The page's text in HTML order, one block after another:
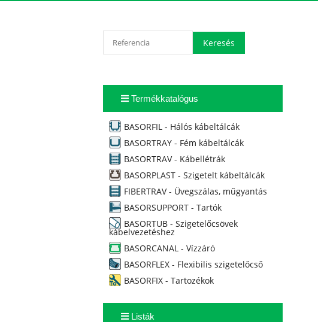
Termékkatalógus
BASORFIL - Hálós kábeltálcák
BASORTRAY - Fém kábeltálcák
BASORTRAV - Kábellétrák
BASORPLAST - Szigetelt kábeltálcák
FIBERTRAV - Üvegszálas, műgyantás
BASORSUPPORT - Tartók
BASORTUB - Szigetelőcsövek
kábelvezetéshez
BASORCANAL - Vízzáró
BASORFLEX - Flexibilis szigetelőcső
BASORFIX - Tartozékok
Listák